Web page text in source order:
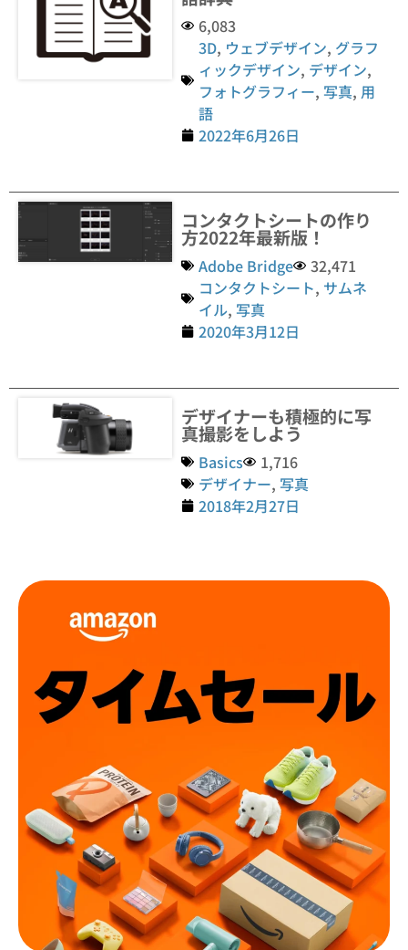
6,083
3D, ウェブデザイン, グラフ
ィックデザイン, デザイン,
フォトグラフィー,写真, 用
語
2022年6月26日
コンタクトシートの作り
方2022年最新版！
Adobe Bridge
32,471
コンタクトシート, サムネ
イル,写真
2020年3月12日
デザイナーも積極的に写
真撮影をしよう
Basics
1,716
デザイナー,写真
2018年2月27日